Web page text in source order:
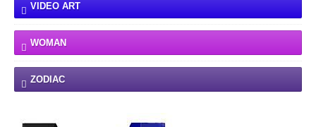
VIDEO ART
WOMAN
ZODIAC